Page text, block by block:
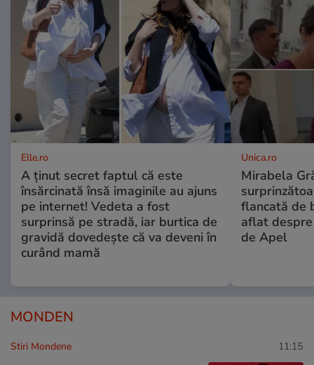
Elle.ro
A ținut secret faptul că este
însărcinată însă imaginile au ajuns
pe internet! Vedeta a fost
surprinsă pe stradă, iar burtica de
gravidă dovedește că va deveni în
curând mamă
Unica.ro
Mirabela
flancată de
aflat
de Apel
MONDEN
Stiri Mondene 11:15